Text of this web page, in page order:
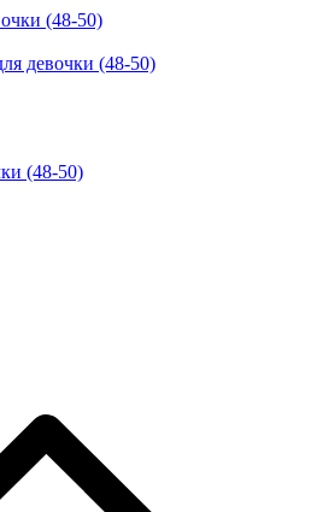
девочки (48-50)
(48-50)